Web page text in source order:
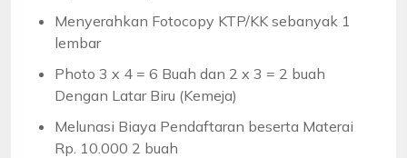
Menyerahkan Fotocopy KTP/KK sebanyak 1
lembar
Photo 3 x 4 = 6 Buah dan 2 x 3 = 2 buah
Dengan Latar Biru (Kemeja)
Melunasi Biaya Pendaftaran beserta Materai
Rp. 10.000 2 buah